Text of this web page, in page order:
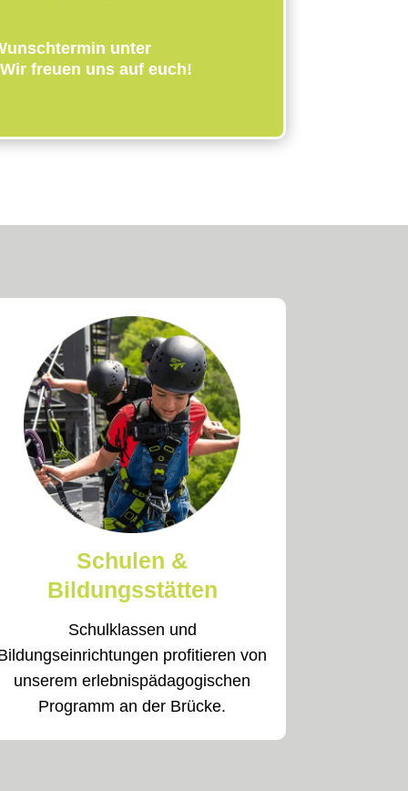
unter
Wir freuen uns auf euch!
Schulen &
Bildungsstätten
Schulklassen und
profitieren von
unserem erlebnispädagogischen
Programm an der Brücke.